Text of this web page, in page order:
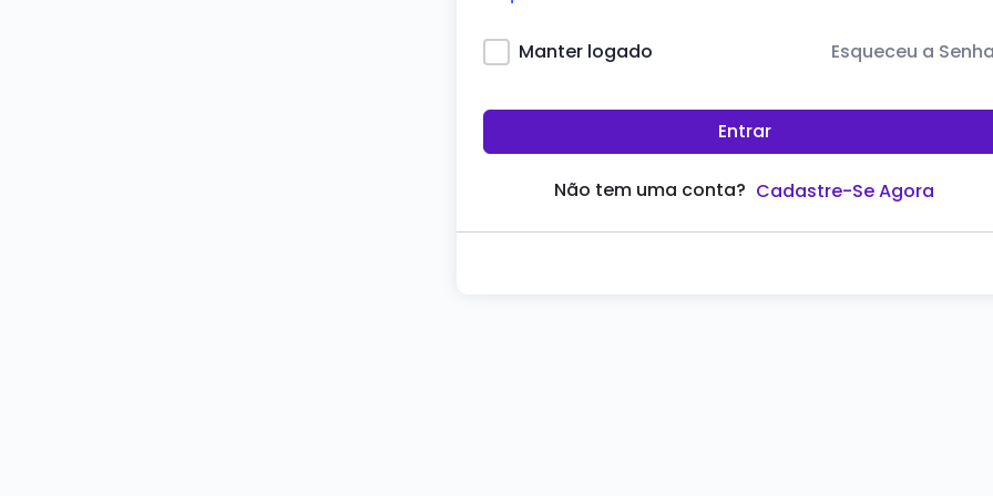
Manter logado Esqueceu a
Entrar
Não tem uma conta? Cadastre-Se Agora